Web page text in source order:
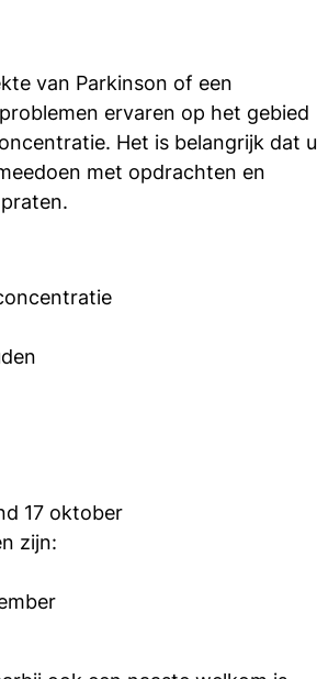
van Parkinson of een
ervaren op het gebied
Het is belangrijk dat u
met opdrachten en
17 oktober
zijn: